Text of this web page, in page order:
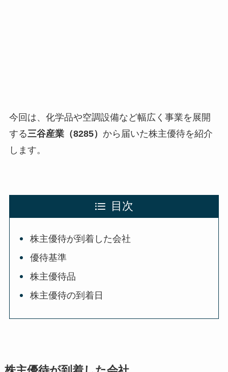
今回は、化学品や空調設備など幅広く事業を展開
する三谷産業（8285） から届いた株主優待を紹介
します。
目次
株主優待が到着した会社
優待基準
株主優待品
株主優待の到着日